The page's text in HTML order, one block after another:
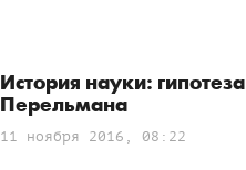
История науки: гипотеза
Перельмана
11 ноября 2016, 08:22